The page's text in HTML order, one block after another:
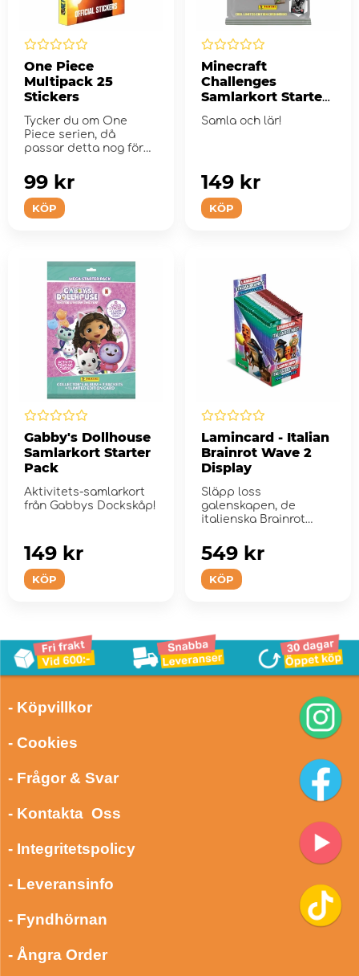
One Piece
Multipack 25
Stickers
Tycker du om One
Piece serien, då
passar detta nog för
KÖP
99 kr
Minecraft
Challenges
Samlarkort Starter
Pack
Samla och lär!
KÖP
149 kr
Gabby's Dollhouse
Samlarkort Starter
Pack
Aktivitets-samlarkort
från Gabbys Dockskåp!
KÖP
149 kr
Lamincard - Italian
Brainrot Wave 2
Display
Släpp loss
galenskapen, de
italienska Brainrot
KÖP
549 kr
- Köpvillkor
- Cookies
- Frågor & Svar
- Kontakta Oss
- Integritetspolicy
- Leveransinfo
- Fyndhörnan
- Ångra Order